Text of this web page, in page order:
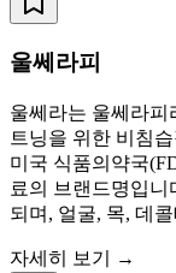
울쎄라피
울쎄라는 울쎄라피
트닝을 위한 비침
미국 식품의약국
료의 브랜드명입
되며, 얼굴, 목, 데
자세히 보기 →